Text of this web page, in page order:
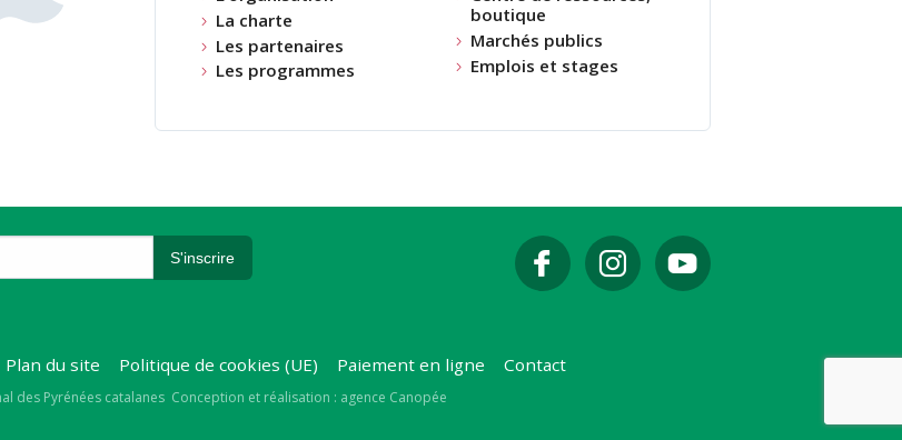
La charte
Les partenaires
Les programmes
boutique
Marchés publics
Emplois et stages
Plan du site Politique de cookies (UE) Paiement en ligne Contact
des Pyrénées catalanes Conception et réalisation : agence Canopée